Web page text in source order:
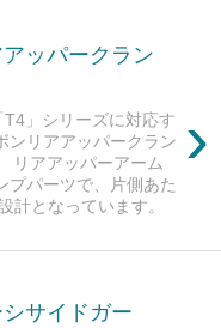
ッパークラン
›
T4」シリーズに対応す
ンリアアッパークラン
リアアッパーアーム
プパーツで、片側あた
計となっています。
サイドガー